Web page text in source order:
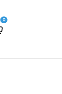
Quiénes Somos
0